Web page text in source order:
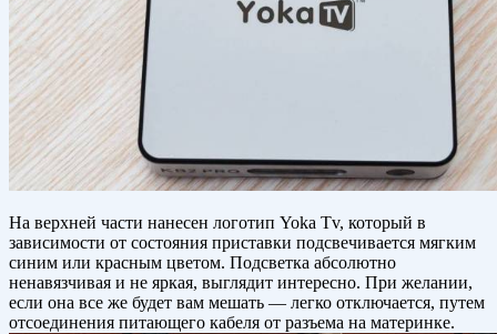
На верхней части нанесен логотип Yoka Tv, который в
зависимости от состояния приставки подсвечивается мягким
синим или красным цветом. Подсветка абсолютно
ненавязчивая и не яркая, выглядит интересно. При желании,
если она все же будет вам мешать — легко отключается, путем
отсоединения питающего кабеля от разъема на материнке.